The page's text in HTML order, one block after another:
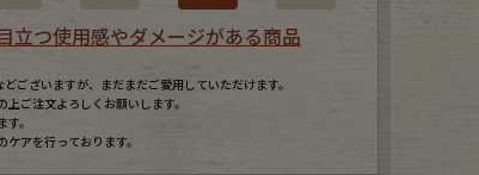
立つ使用感やダメージがある商品
ございますが、まだまだご愛用していただけます。
ご注文よろしくお願いします。
。
アを行っております。